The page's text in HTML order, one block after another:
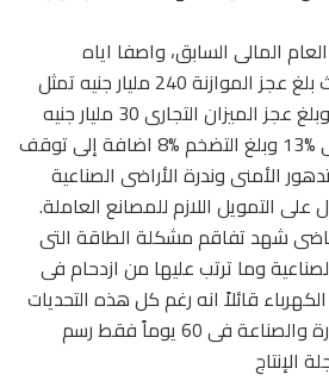
المالى السابق، واصفا اياه
بالمتدهور بشكل كبير، حيث بلغ عجز الموازنة 240 مليار جنيه تمثل
%13.8 من الناتج المحلى وبلغ عجز الميزان التجارى 30 مليار جنيه
وارتفعت نسبة البطالة إلى %13 وبلغ التضخم %8 اضافة إلى توقف
الأمنى وندرة الأراضى الصناعية
التمويل اللازم للمصانع العاملة.
شهد تفاقم مشكلة الطاقة التى
وما ترتب عليها من ازدحام فى
قائلاً انه رغم كل هذه التحديات
كان لزاما على وزارة التجارة والصناعة فى 60 يوماً فقط رسم
الإنتاج